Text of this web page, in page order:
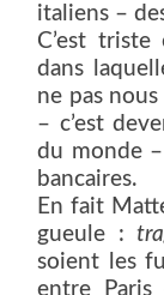
italiens –
C’est
dans
ne pas
– c’est
du monde
bancaires.
En fait
gueule :
soient les
entre